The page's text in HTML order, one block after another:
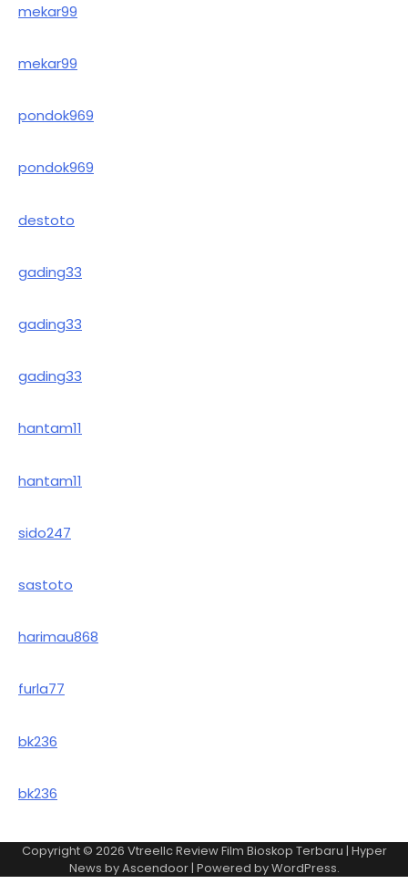
mekar99
mekar99
pondok969
pondok969
destoto
gading33
gading33
gading33
hantam11
hantam11
sido247
sastoto
harimau868
furla77
bk236
bk236
Copyright © 2026 Vtreellc Review Film Bioskop Terbaru | Hyper
News byAscendoor| Powered byWordPress.